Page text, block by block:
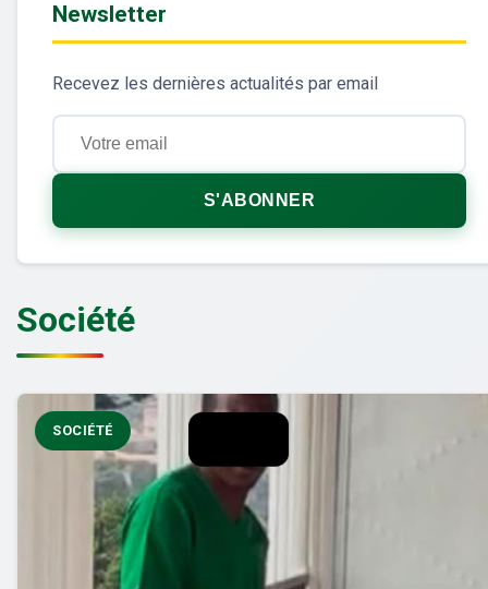
Société
SOCIÉTÉ
Newsletter
Recevez les dernières actualités par email
S'ABONNER